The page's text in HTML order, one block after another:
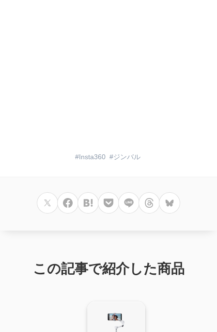
Insta360 ジンバル
この記事で紹介した商品